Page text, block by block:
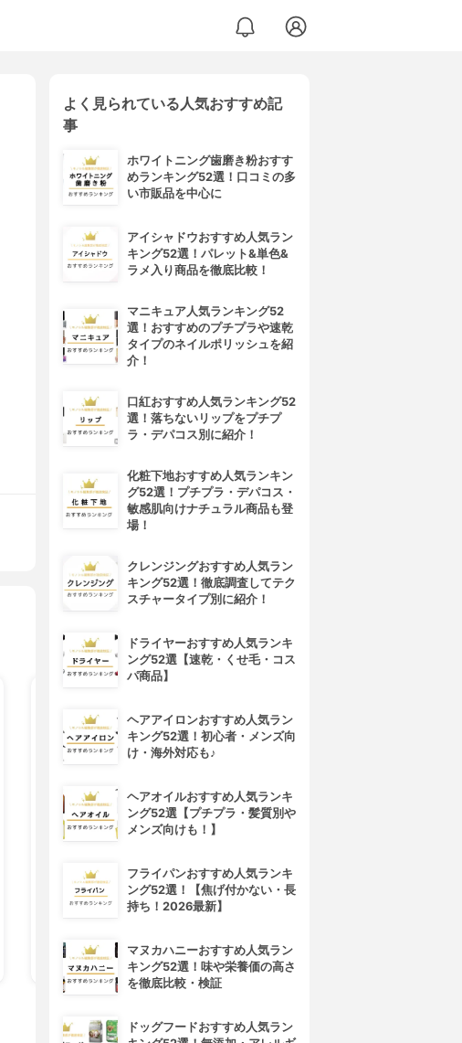
NTTコミュニケーションズ(エ
ヌ・ティ・ティ・コミュニケー
ションズ)
¥1,180
LINEモバイル(ラインモバイル)
LINEモバイル ドコモ回線
よく見られている人気おすすめ記
事
ホワイトニング歯磨き粉おすす
めランキング52選！口コミの多
い市販品を中心に
アイシャドウおすすめ人気ラン
キング52選！パレット&単色&
ラメ入り商品を徹底比較！
マニキュア人気ランキング52
選！おすすめのプチプラや速乾
タイプのネイルポリッシュを紹
介！
口紅おすすめ人気ランキング52
選！落ちないリップをプチプ
ラ・デパコス別に紹介！
化粧下地おすすめ人気ランキン
グ52選！プチプラ・デパコス・
敏感肌向けナチュラル商品も登
場！
クレンジングおすすめ人気ラン
キング52選！徹底調査してテク
スチャータイプ別に紹介！
ドライヤーおすすめ人気ランキ
ング52選【速乾・くせ毛・コス
パ商品】
ヘアアイロンおすすめ人気ラン
キング52選！初心者・メンズ向
け・海外対応も♪
ヘアオイルおすすめ人気ランキ
ング52選【プチプラ・髪質別や
メンズ向けも！】
フライパンおすすめ人気ランキ
ング52選！【焦げ付かない・長
持ち！2026最新】
マヌカハニーおすすめ人気ラン
キング52選！味や栄養価の高さ
を徹底比較・検証
ドッグフードおすすめ人気ラン